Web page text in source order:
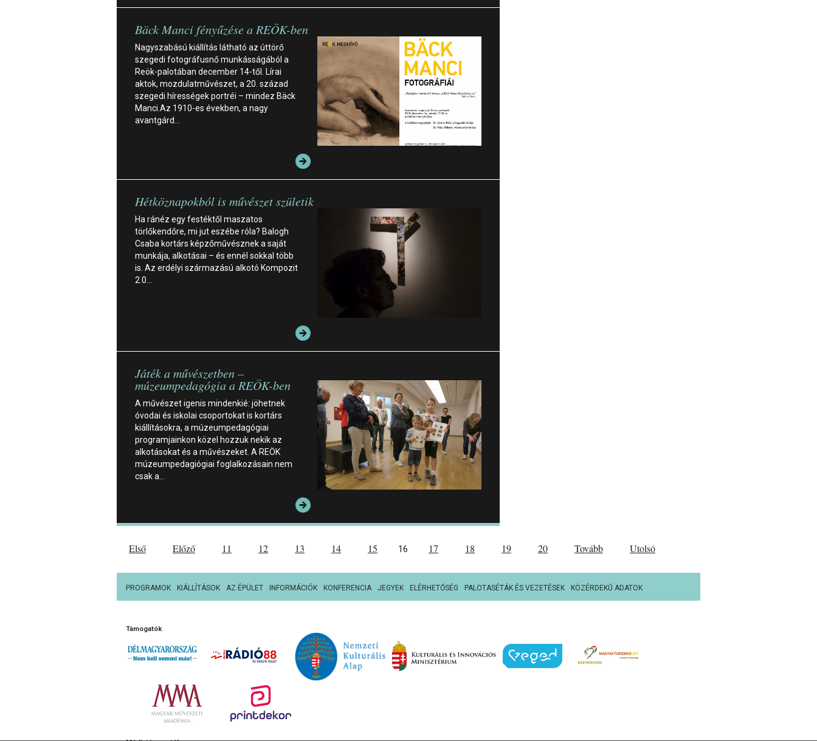
Bäck Manci fényűzése a REÖK-ben
Nagyszabású kiállítás látható az úttörő
szegedi fotográfusnő munkásságából a
Reök-palotában december 14-től. Lírai
aktok, mozdulatművészet, a 20. század
szegedi hírességek portréi – mindez Bäck
Manci.Az 1910-es években, a nagy
avantgárd…
Hétköznapokból is művészet születik
Ha ránéz egy festéktől maszatos
törlőkendőre, mi jut eszébe róla? Balogh
Csaba kortárs képzőművésznek a saját
munkája, alkotásai – és ennél sokkal több
is. Az erdélyi származású alkotó Kompozit
2.0…
Játék a művészetben –
múzeumpedagógia a REÖK-ben
A művészet igenis mindenkié: jöhetnek
óvodai és iskolai csoportokat is kortárs
kiállításokra, a múzeumpedagógiai
programjainkon közel hozzuk nekik az
alkotásokat és a művészeket. A REÖK
múzeumpedagiógiai foglalkozásain nem
csak a…
Első Előző 11 12 13 14 15 16 17 18 19 20 Tovább Utolsó
PROGRAMOK KIÁLLÍTÁSOK AZ ÉPÜLET INFORMÁCIÓK KONFERENCIA JEGYEK ELÉRHETŐSÉG PALOTASÉTÁK ÉS VEZETÉSEK KÖZÉRDEKŰ ADATOK
Támogatók